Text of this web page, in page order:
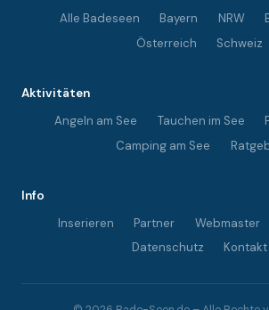
Alle Badeseen
Bayern NRW
Österreich
Schweiz
Aktivitäten
Angeln am See
Tauchen im See
Camping am See
Info
Inserieren
Partner Webmaster
Datenschutz
Kontakt